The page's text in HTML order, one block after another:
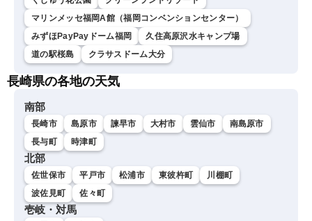
マリンメッセ福岡A館（福岡コンベンションセンター）
みずほPayPayドーム福岡
久住高原沢水キャンプ場
道の駅桜島
クラサスドーム大分
長崎県の各地の天気
南部
長崎市 島原市 諫早市 大村市 雲仙市
南島原市
長与町
時津町
北部
佐世保市 平戸市 松浦市 東彼杵町
川棚町
波佐見町
佐々町
壱岐・対馬